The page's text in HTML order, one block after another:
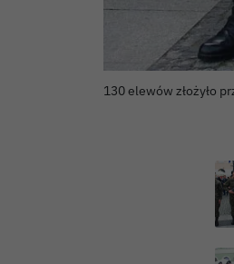
130 elewów złożyło